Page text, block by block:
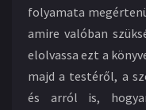
folyamata
amire valóban
elolvassa ezt a
majd a testéről, a
és arról is,